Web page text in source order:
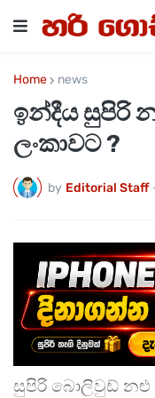
Home news
ඉන්දීය සුපිරි
ලංකාවට ?
by Editorial Staff
සුපිරි බොලිවුඩ් නළු